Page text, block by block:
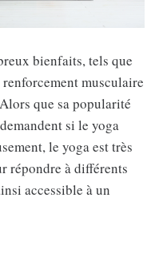
bienfaits, tels que
musculaire
que sa popularité
si le yoga
le yoga est très
répondre à différents
accessible à un